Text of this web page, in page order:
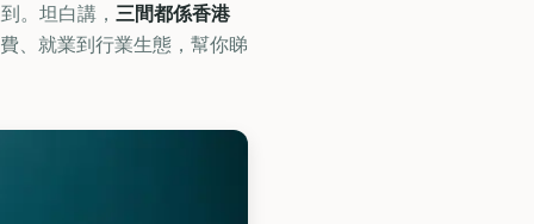
。坦白講， 三間都係香港
、就業到行業生態，幫你睇